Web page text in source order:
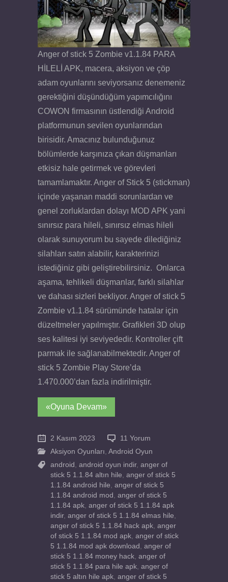
Anger of stick 5 Zombie v1.1.84 PARA
HİLELİ APK, macera, aksiyon ve çöp
adam oyunlarını seviyorsanız denemeniz
gerektiğini düşündüğüm yapımcılığını
COWON firmasının üstlendiği Android
platformunun sevilen oyunlarından
birisidir. Amacınız bulunduğunuz
bölümlerde karşınıza çıkan düşmanları
etkisiz hale getirmek ve görevleri
tamamlamaktır. Anger of Stick 5 (stickman)
içinde yaşanan maddi sorunlardan ve
genel zorluklardan dolayı MOD APK yani
sınırsız para hileli, sınırsız elmas hileli
olarak sunuyorum bu sayede dilediğiniz
silahları satın alabilir, karakterinizi
istediğiniz gibi geliştirebilirsiniz. Onlarca
aşama, tehlikeli düşmanlar, farklı silahlar
ve dahası sizleri bekliyor. Anger of stick 5
Zombie v1.1.84 sürümünde hatalar için
düzeltmeler yapılmıştır. Grafikleri 3D olup
ses kalitesi iyi seviyededir. Kontroller çift
parmak ile sağlanabilmektedir. Anger of
stick 5 Zombie Play Store’da
1.470.000’dan fazla indirilmiştir.
«Oyuna Devam»
2 Kasım 2023
11 Yorum
Aksiyon Oyunları Android Oyun
android android oyun indir, anger of
stick 5 1.1.84 altın hile anger of stick 5
1.1.84 android hile anger of stick 5
1.1.84 android mod anger of stick 5
1.1.84 apk anger of stick 5 1.1.84 apk
indir, anger of stick 5 1.1.84 elmas hile
anger of stick 5 1.1.84 hack apk anger
of stick 5 1.1.84 mod apk anger of stick
5 1.1.84 mod apk download anger of
stick 5 1.1.84 money hack anger of
stick 5 1.1.84 para hile apk anger of
stick 5 altın hile apk anger of stick 5